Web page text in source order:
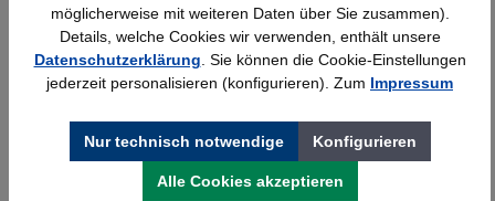
Schnelle Lieferung Topmarken
Faire Preise
möglicherweise mit weiteren Daten über Sie zusammen).
Details, welche Cookies wir verwenden, enthält unsere
Datenschutzerklärung . Sie können die Cookie-Einstellungen
jederzeit personalisieren (konfigurieren). Zum Impressum
Nur technisch notwendige Konfigurieren
Alle Cookies akzeptieren